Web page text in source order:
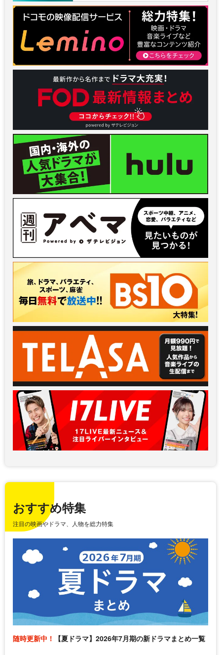
おすすめ特集
注目の映画やドラマ、人物を総力特集
随時更新中！ 【夏ドラマ】2026年7月期の新ドラマまとめ一覧